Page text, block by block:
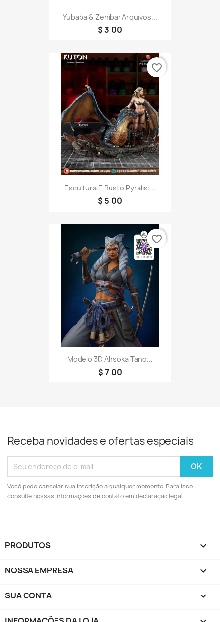
Yubaba & Zeniba: Arquivos...
$ 3,00
Escultura E Busto Pyralis:...
$ 5,00
favorite_border
Modelo 3D Ahsoka Tano...
$ 7,00
favorite_border
Receba novidades e ofertas especiais
Você pode cancelar sua inscrição a qualquer momento. Para isso,
consulte nossas informações de contato em declaração legal.
PRODUTOS 
NOSSA EMPRESA 
SUA CONTA 